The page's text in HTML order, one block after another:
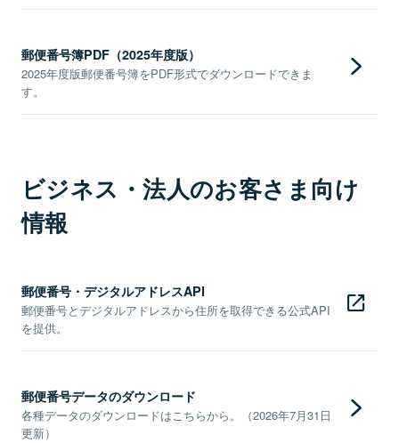
郵便番号簿PDF（2025年度版）
2025年度版郵便番号簿をPDF形式でダウンロードできま
す。
ビジネス・法人のお客さま向け
情報
郵便番号・デジタルアドレスAPI
郵便番号とデジタルアドレスから住所を取得できる公式API
を提供。
郵便番号データのダウンロード
各種データのダウンロードはこちらから。（2026年7月31日
更新）